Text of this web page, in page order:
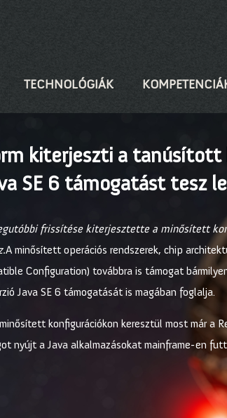
TECHNOLÓGIÁK
kiterjeszti a
SE 6 támogatást tesz
frissítése kiterjesztette a minősített
A minősített operációs rendszerek, chip
Configuration) továbbra is támogat
Java SE 6 támogatását is magában foglalja.
konfigurációkon keresztül most már
nyújt a Java alkalmazásokat mainframe-en